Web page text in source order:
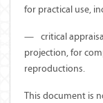
for practical use,
— critical
projection, for
reproductions.
This document is